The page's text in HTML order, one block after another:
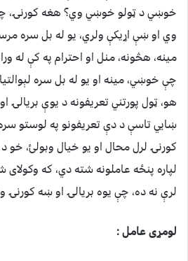
خوښي د ټولو خوښي وي؟ هغه کورنۍ،
وي او ښې اړيکې ولري، یو له بل سره
مینه، هڅونه، منل او احترام په کې له
چې خوښي، مینه او یو له بل سره
هو، ټول پورتني تعریفونه د یوې بريالۍ
ښايي تاسې د دې تعریفونو په لوستو
کورنۍ لرل محال او یو خیال وبولئ، خو
لپاره پنځه عاملونه شته دي، که
لرې نه ده، چې یوه بريالۍ او ښه کورنۍ
لومړی عامل :